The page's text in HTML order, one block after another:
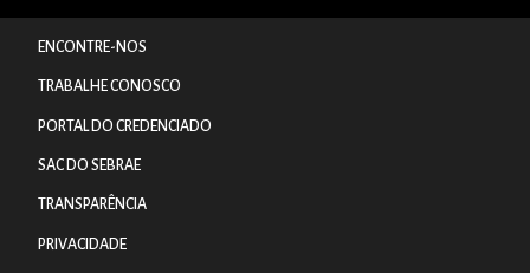
ENCONTRE-NOS
TRABALHE CONOSCO
PORTAL DO CREDENCIADO
SAC DO SEBRAE
TRANSPARÊNCIA
PRIVACIDADE